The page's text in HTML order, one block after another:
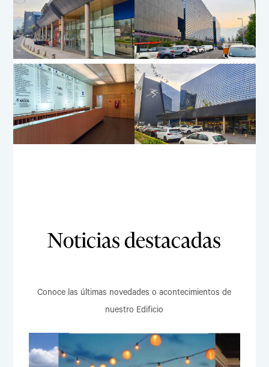
Noticias destacadas
Conoce las últimas novedades o acontecimientos de
nuestro Edificio